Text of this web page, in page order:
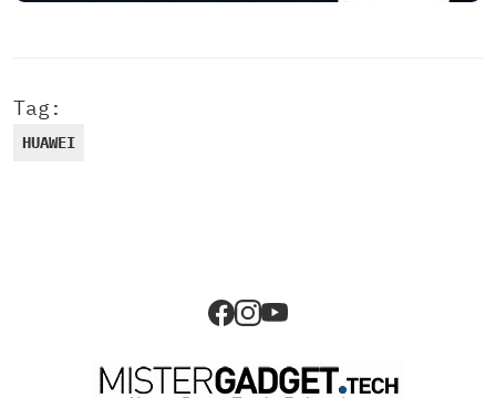
Tag:
HUAWEI